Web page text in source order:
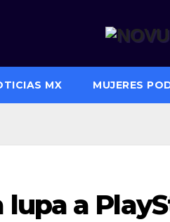
MX MUJERES
lupa a